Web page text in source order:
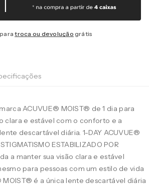
troca ou devolução grátis
ACUVUE® MOIST® de 1 dia para
clara e estável com o conforto e a
descartável diária. 1-DAY ACUVUE®
ESTABILIZADO POR
a manter sua visão clara e estável
para pessoas com um estilo de vida
MOIST® é a única lente descartável diária